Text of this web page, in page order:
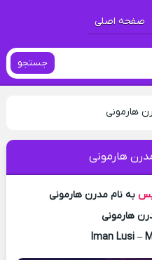
صفحه اصلی
جستجو
هارمونی
هارمونی
به نام مدرن هارمونی
هارمونی
Iman Lusi –